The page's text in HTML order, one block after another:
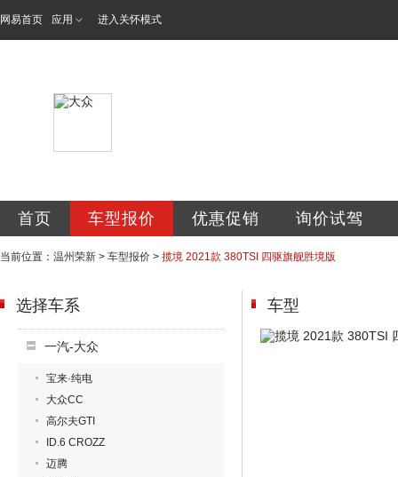
网易首页 应用 进入关怀模式
首页 车型报价 优惠促销 询价试驾
当前位置： 温州荣新 > 车型报价 > 揽境 2021款 380TSI 四驱旗舰胜境版
选择车系
一汽-大众
宝来·纯电
大众CC
高尔夫GTI
ID.6 CROZZ
迈腾
车型